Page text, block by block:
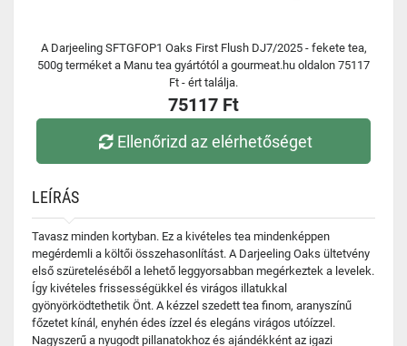
A Darjeeling SFTGFOP1 Oaks First Flush DJ7/2025 - fekete tea,
500g terméket a Manu tea gyártótól a gourmeat.hu oldalon 75117
Ft - ért találja.
75117 Ft
Ellenőrizd az elérhetőséget
LEÍRÁS
Tavasz minden kortyban. Ez a kivételes tea mindenképpen
megérdemli a költői összehasonlítást. A Darjeeling Oaks ültetvény
első szüreteléséből a lehető leggyorsabban megérkeztek a levelek.
Így kivételes frissességükkel és virágos illatukkal
gyönyörködtethetik Önt. A kézzel szedett tea finom, aranyszínű
főzetet kínál, enyhén édes ízzel és elegáns virágos utóízzel.
Nagyszerű a nyugodt pillanatokhoz és ajándékként az igazi